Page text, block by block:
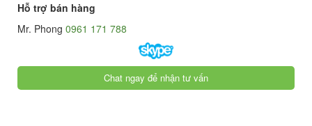
Hỗ trợ bán hàng
Mr. Phong 0961 171 788
Chat ngay để nhận tư vấn